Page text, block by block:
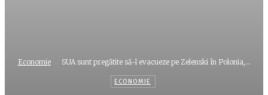
Economie SUA sunt pregătite să-l evacueze pe Zelenski în Polonia,...
ECONOMIE